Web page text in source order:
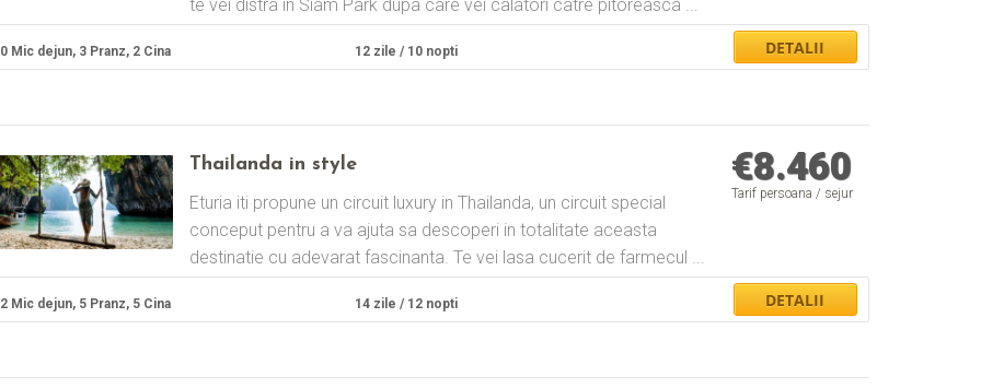
te vei distra in Siam Park dupa care vei calatori catre pitoreasca ...
Mic dejun, 3 Pranz, 2 Cina 12 zile / 10 nopti
Thailanda in style
Eturia iti propune un circuit luxury in Thailanda, un circuit special
conceput pentru a va ajuta sa descoperi in totalitate aceasta
destinatie cu adevarat fascinanta. Te vei lasa cucerit de farmecul ...
€8.460
Tarif persoana / sejur
Mic dejun, 5 Pranz, 5 Cina 14 zile / 12 nopti